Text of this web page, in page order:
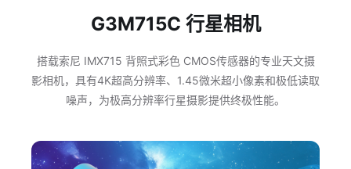
G3M715C 行星相机
搭载索尼 IMX715 背照式彩色 CMOS传感器的专业天文摄
影相机，具有4K超高分辨率、1.45微米超小像素和极低读取
噪声，为极高分辨率行星摄影提供终极性能。